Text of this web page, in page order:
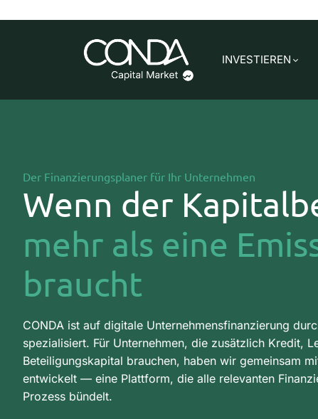
INVESTIEREN
Der Finanzierungsplaner für Ihr Unternehmen
Wenn der
mehr als eine
braucht
CONDA ist auf digitale Unternehmensfinanzierung
spezialisiert. Für Unternehmen, die zusätzlich Kredit,
Beteiligungskapital brauchen, haben wir gemeinsam
entwickelt — eine Plattform, die alle relevanten
Prozess bündelt.